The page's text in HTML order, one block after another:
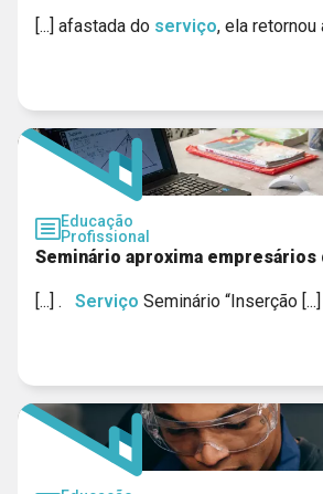
[...] afastada do serviço, ela retornou
Educação
Profissional
Seminário aproxima
[...] . Serviço Seminário “Inserção [...]